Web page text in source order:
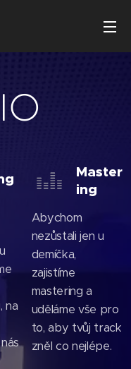
na
Master
ing
Abychom
nezůstali jen u
demíčka,
zajistíme
mastering a
uděláme vše pro
to, aby tvůj track
zněl co nejlépe.